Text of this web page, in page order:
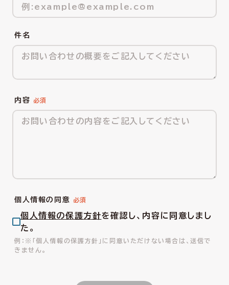
件名
内容
個人情報の同意
個人情報の保護方針を確認し、内容に同意しまし
た。
※「個人情報の保護方針」に同意いただけない場合は、送信で
きません。